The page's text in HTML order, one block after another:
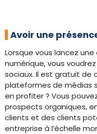
Avoir une
Lorsque vous lancez
numérique, vous
sociaux. Il est gratuit de
plateformes de médias
en profiter ? Vous
prospects organiques,
clients et des clients
entreprise à l’échelle